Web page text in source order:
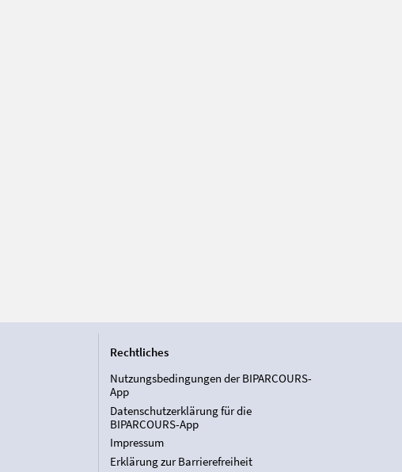
Rechtliches
Nutzungsbedingungen der BIPARCOURS-
App
Datenschutzerklärung für die
BIPARCOURS-App
Impressum
Erklärung zur Barrierefreiheit